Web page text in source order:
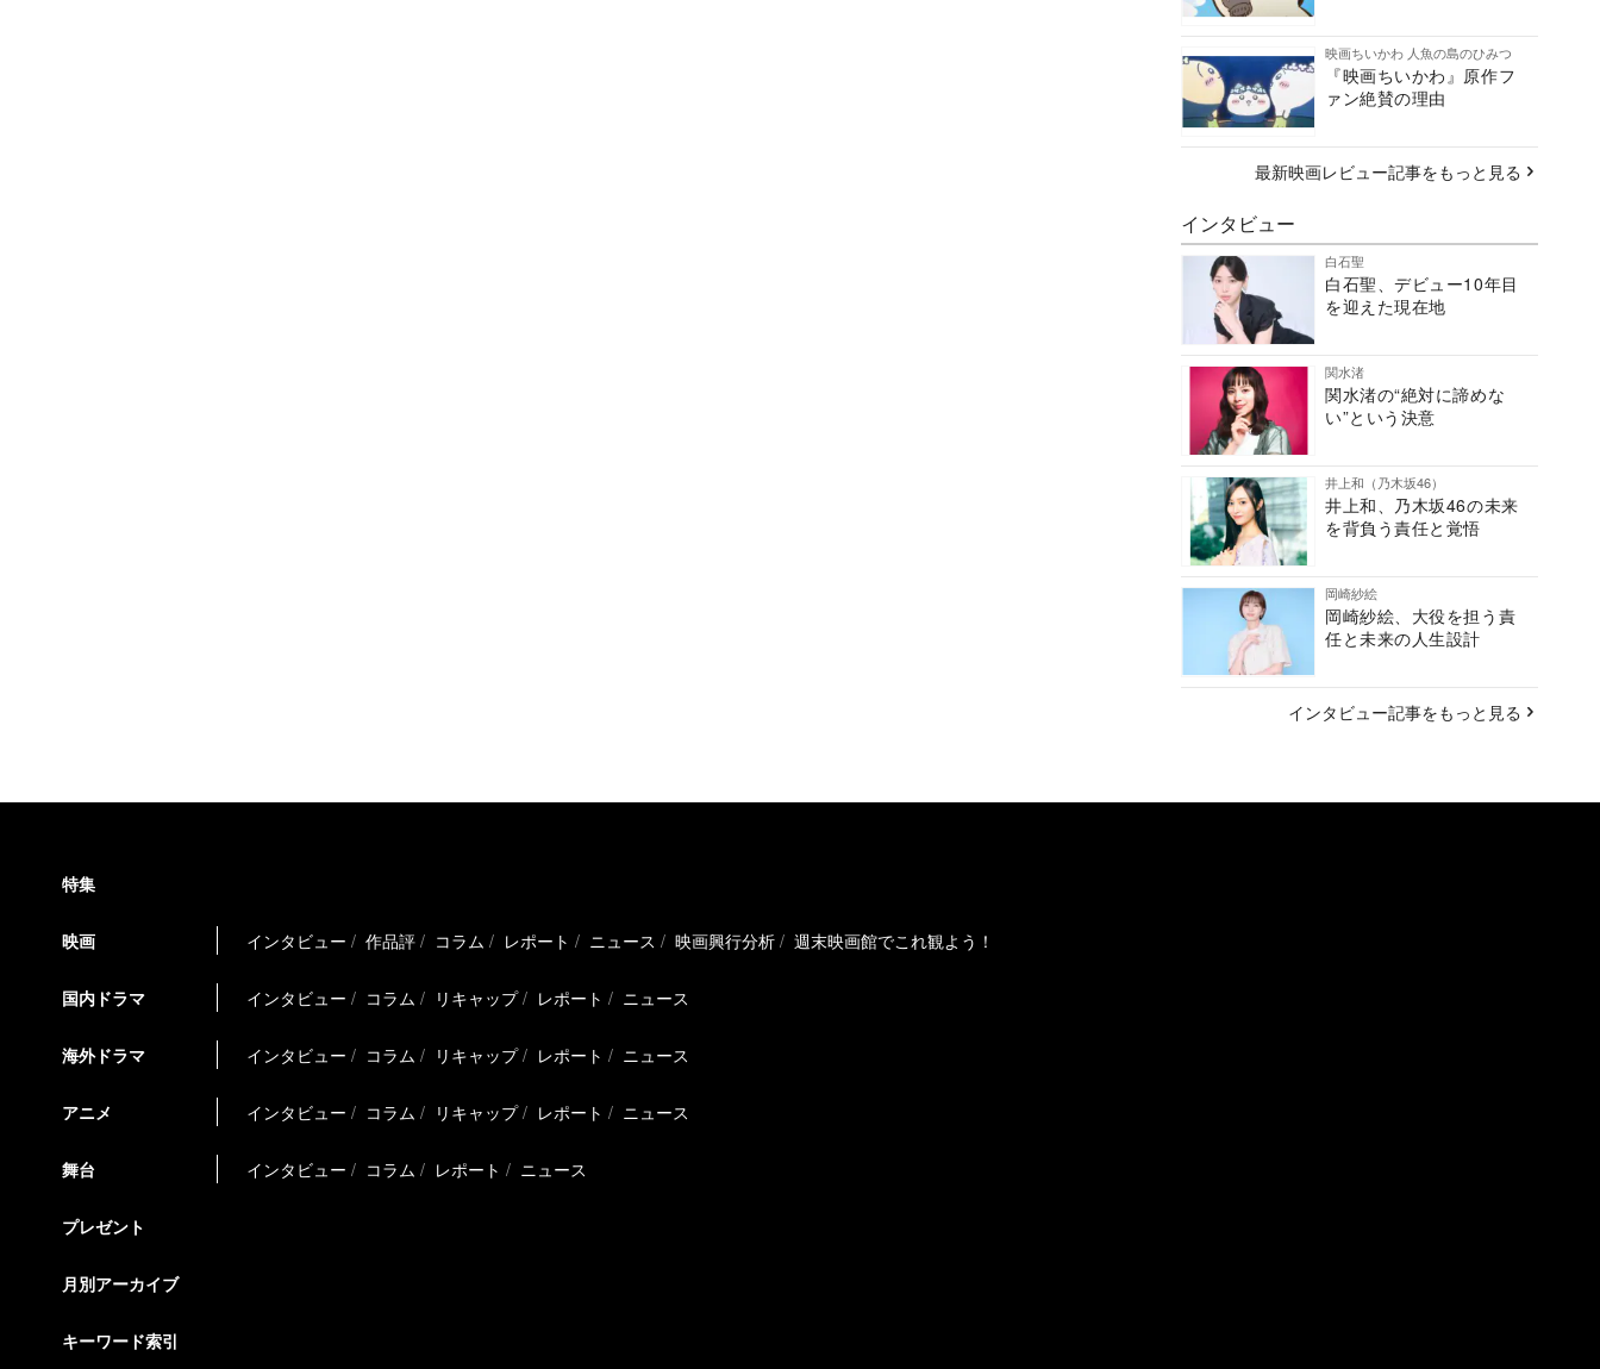
映画ちいかわ 人魚の島のひみつ
『映画ちいかわ』原作フ
ァン絶賛の理由
最新映画レビュー記事をもっと見る
インタビュー
白石聖
白石聖、デビュー10年目
を迎えた現在地
関水渚
関水渚の“絶対に諦めな
い”という決意
井上和（乃木坂46）
井上和、乃木坂46の未来
を背負う責任と覚悟
岡崎紗絵
岡崎紗絵、大役を担う責
任と未来の人生設計
インタビュー記事をもっと見る
特集
映画 インタビュー 作品評 コラム レポート ニュース 映画興行分析 週末映画館でこれ観よう！
国内ドラマ インタビュー コラム リキャップ レポート ニュース
海外ドラマ インタビュー コラム リキャップ レポート ニュース
アニメ インタビュー コラム リキャップ レポート ニュース
舞台 インタビュー コラム レポート ニュース
プレゼント
月別アーカイブ
キーワード索引